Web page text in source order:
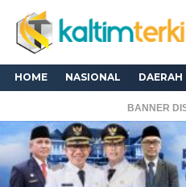
HOME NASIONAL DAERAH
BANNER